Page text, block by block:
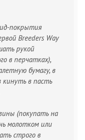
покрытия
Breeders Way
рукой
в перчатках),
бумагу, в
кинуть в пасть
(покупать на
молотком или
строго в